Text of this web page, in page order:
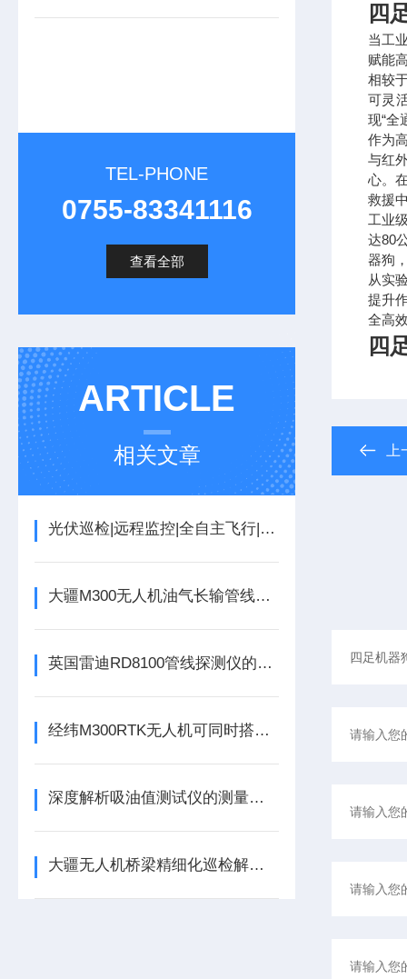
TEL-PHONE
0755-83341116
查看全部
ARTICLE
相关文章
光伏巡检|远程监控|全自主飞行|小型无人机自动机场停机坪
大疆M300无人机油气长输管线巡检甲烷浓度检测
英国雷迪RD8100管线探测仪的性能特点
经纬M300RTK无人机可同时搭载三个负载飞行
深度解析吸油值测试仪的测量原理与滴定动力学
大疆无人机桥梁精细化巡检解决方案
四
当工
赋能
相较
可灵
现“全
作为
与红
心。
救援
工业
达80
器狗
从实
提升
全高
四